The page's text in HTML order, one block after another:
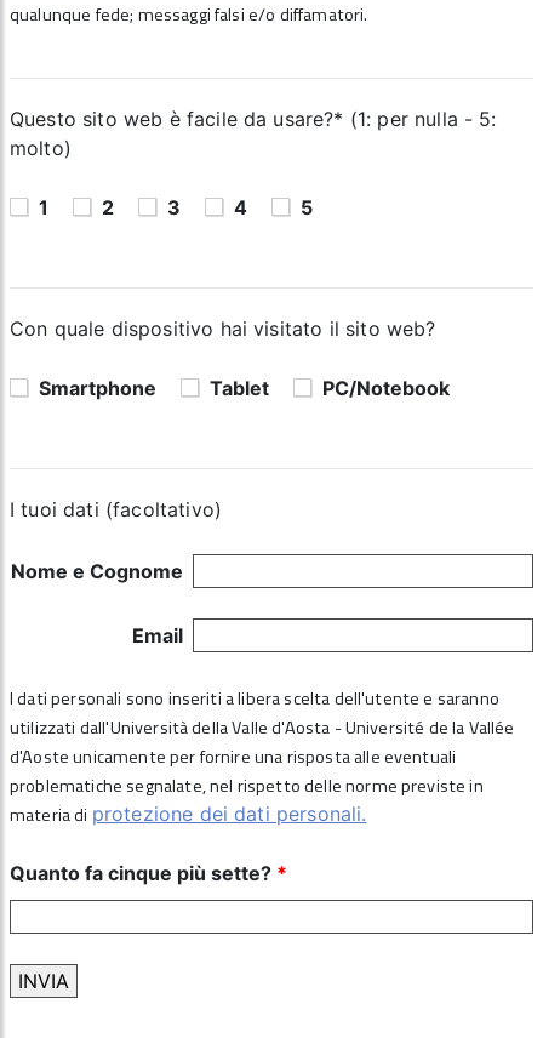
qualunque fede; messaggi falsi e/o diffamatori.
Questo sito web è facile da usare?* (1: per nulla - 5:
molto)
1 2 3 4 5
Con quale dispositivo hai visitato il sito web?
Smartphone Tablet PC/Notebook
I tuoi dati (facoltativo)
Nome e Cognome
Email
I dati personali sono inseriti a libera scelta dell'utente e saranno
utilizzati dall'Università della Valle d'Aosta - Université de la Vallée
d'Aoste unicamente per fornire una risposta alle eventuali
problematiche segnalate, nel rispetto delle norme previste in
materia di protezione dei dati personali.
Quanto fa cinque più sette? *